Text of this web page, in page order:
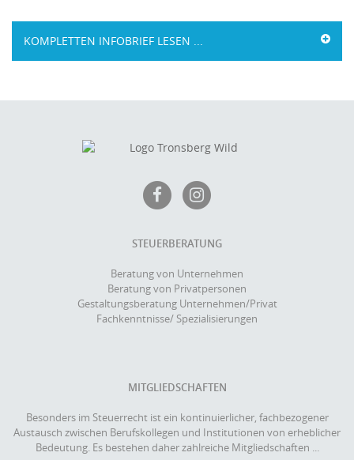
KOMPLETTEN INFOBRIEF LESEN ...
STEUERBERATUNG
Beratung von Unternehmen
Beratung von Privatpersonen
Gestaltungsberatung Unternehmen/Privat
Fachkenntnisse/ Spezialisierungen
MITGLIEDSCHAFTEN
Besonders im Steuerrecht ist ein kontinuierlicher, fachbezogener
Austausch zwischen Berufskollegen und Institutionen von erheblicher
Bedeutung. Es bestehen daher zahlreiche Mitgliedschaften ...